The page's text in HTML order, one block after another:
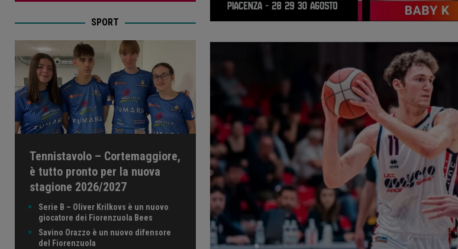
SPORT
Tennistavolo – Cortemaggiore,
è tutto pronto per la nuova
stagione 2026/2027
Serie B – Oliver Krilkovs è un nuovo
giocatore dei Fiorenzuola Bees
Savino Orazzo è un nuovo difensore
del Fiorenzuola